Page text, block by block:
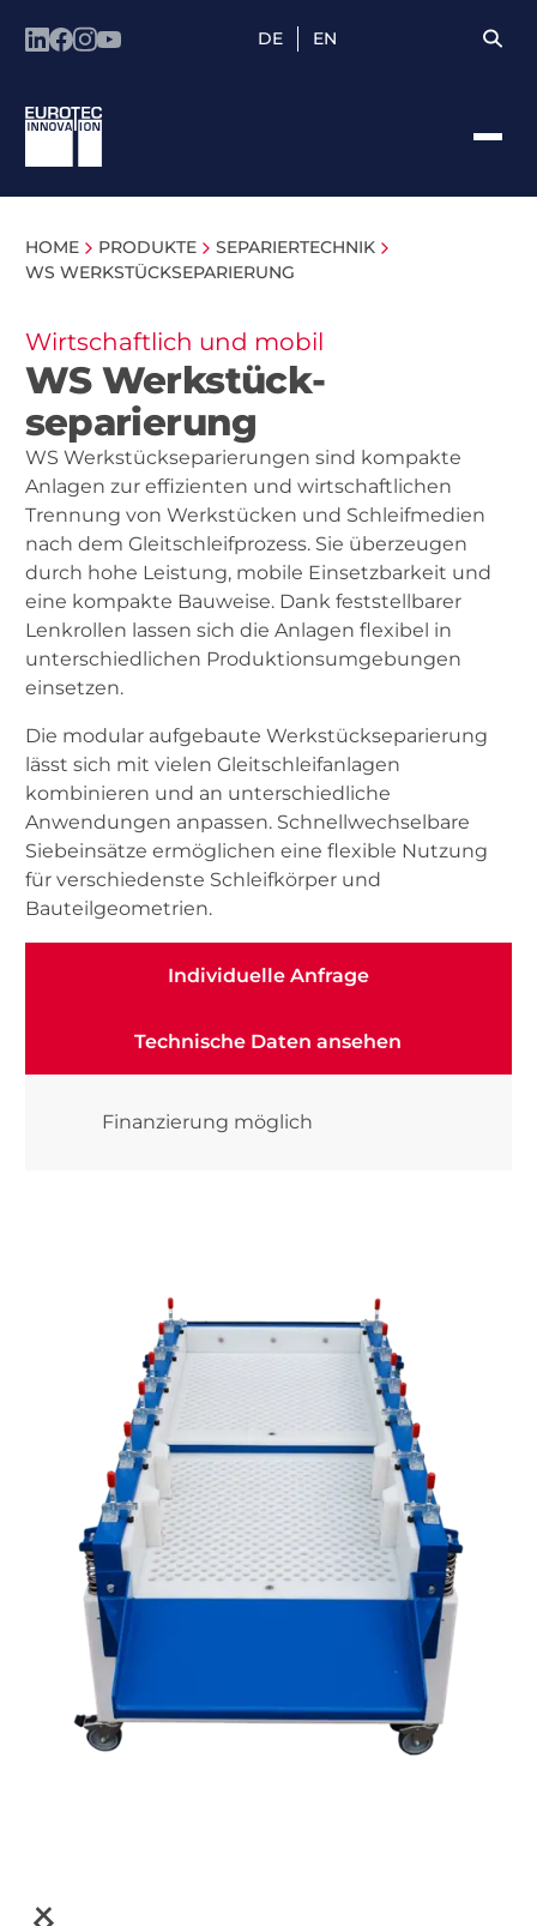
DE EN
HOME PRODUKTE
SEPARIERTECHNIK
WS WERKSTÜCK­SEPARIERUNG
Wirtschaftlich und mobil
WS Werkstück­
separierung
WS Werkstückseparierungen sind kompakte
Anlagen zur effizienten und wirtschaftlichen
Trennung von Werkstücken und Schleifmedien
nach dem Gleitschleifprozess. Sie überzeugen
durch hohe Leistung, mobile Einsetzbarkeit und
eine kompakte Bauweise. Dank feststellbarer
Lenkrollen lassen sich die Anlagen flexibel in
unterschiedlichen Produktionsumgebungen
einsetzen.
Die modular aufgebaute Werkstückseparierung
lässt sich mit vielen Gleitschleifanlagen
kombinieren und an unterschiedliche
Anwendungen anpassen. Schnellwechselbare
Siebeinsätze ermöglichen eine flexible Nutzung
für verschiedenste Schleifkörper und
Bauteilgeometrien.
Individuelle Anfrage
Technische Daten ansehen
Finanzierung möglich